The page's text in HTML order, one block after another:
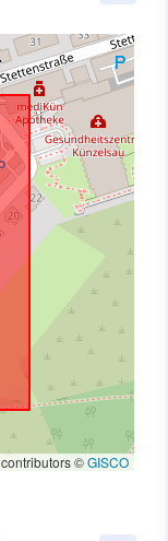
contributors ©GISCO